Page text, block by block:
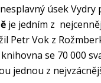
úsek Vydry
je jedním z
Petr Vok z
se 70 000
jednou z